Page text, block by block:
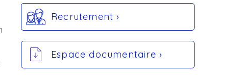
Recrutement ›
Espace documentaire ›